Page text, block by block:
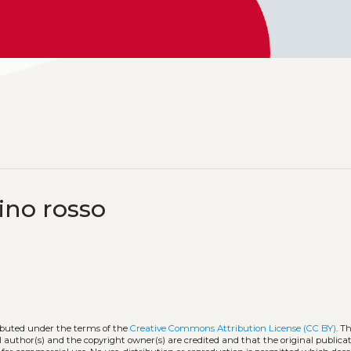
rosso
under the terms of theCreative Commons Attribution License (CC BY).
and the copyright owner(s) are credited and that the original